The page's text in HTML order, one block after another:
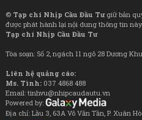
© Tạp chí Nhịp Cầu Đầu Tưgiữ bản
được phát hành lại nội dung thông tin
Tạp chí Nhịp Cầu Đầu Tư
Tòa soạn: Số 2, ngách 11 ngõ 28 Dương
Liên hệ quảng cáo:
Ms. Tình: 037 4868 488
Email: tinhvu@nhipcaudautu.vn
Powered by:
Địa chỉ: Lầu 3, 63A Võ Văn Tần, P. Xuân